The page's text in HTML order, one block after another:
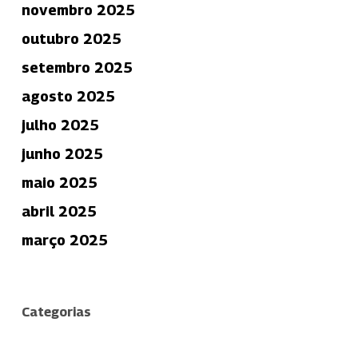
novembro 2025
outubro 2025
setembro 2025
agosto 2025
julho 2025
junho 2025
maio 2025
abril 2025
março 2025
Categorias